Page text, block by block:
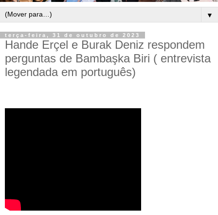
▼
terça-feira, 31 de outubro de 2023
Hande Erçel e Burak Deniz respondem
perguntas de Bambaşka Biri ( entrevista
legendada em português)